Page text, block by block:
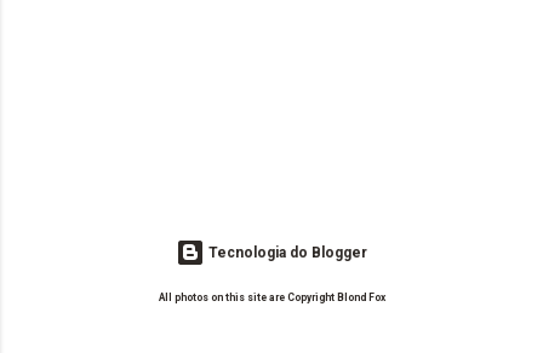
Tecnologia do Blogger
All photos on this site are Copyright Blond Fox